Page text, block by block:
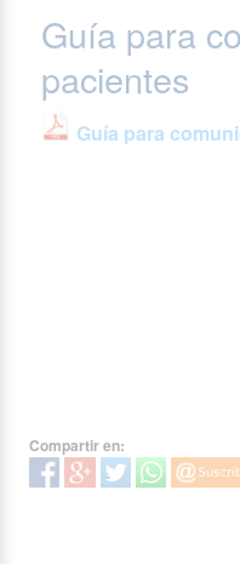
Guía para
pacientes
Guía para
Compartir en: